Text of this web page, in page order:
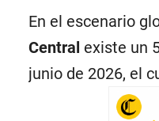
En el escenario
Central existe un
junio de 2026, el